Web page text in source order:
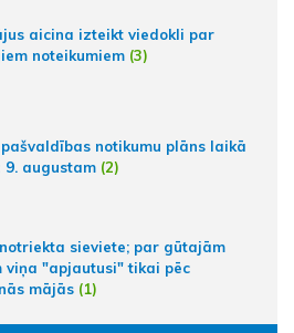
aicina izteikt viedokli par
noteikumiem (3)
notikumu plāns laikā
9. augustam (2)
sieviete; par gūtajām
viņa "apjautusi" tikai pēc
mājās (1)